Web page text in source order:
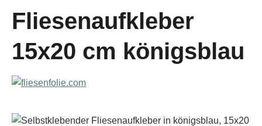
Fliesenaufkleber
15x20 cm königsblau
Bildergalerie überspringen